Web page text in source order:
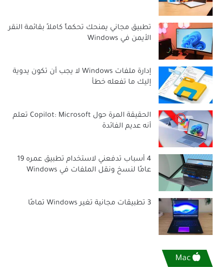
تطبيق مجاني يمنحك تحكماً كاملاً بقائمة النقر
الأيمن في Windows
إدارة ملفات Windows لا يجب أن تكون يدوية
إليك ما تفعله خطأ
الحقيقة المرة حول Copilot: Microsoft تعلم
أنه عديم الفائدة
4 أسباب تدفعني لاستخدام تطبيق عمره 19
عامًا لنسخ ونقل الملفات في Windows
3 تطبيقات مجانية تغير Windows تمامًا